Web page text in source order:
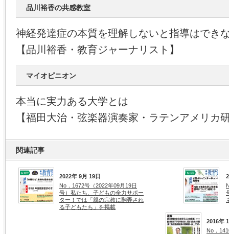
品川裕香の共感教室
神経発達症の本質を理解しないと指導はでき
【品川裕香・教育ジャーナリスト】
マイオピニオン
本当に実力ある大学とは
【福田大治・弦楽器演奏家・ラテンアメリカ
関連記事
2022年 9月 19日
No．1672号（2022年09月19日
号）私たち、子どもの全力サポー
ター！では「親の宗教に翻弄され
る子どもたち」を掲載
2016年
No．